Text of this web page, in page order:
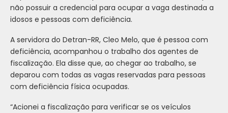
não possuir a credencial para ocupar a vaga destinada a
idosos e pessoas com deficiência.
A servidora do Detran-RR, Cleo Melo, que é pessoa com
deficiência, acompanhou o trabalho dos agentes de
fiscalização. Ela disse que, ao chegar ao trabalho, se
deparou com todas as vagas reservadas para pessoas
com deficiência física ocupadas.
“Acionei a fiscalização para verificar se os veículos